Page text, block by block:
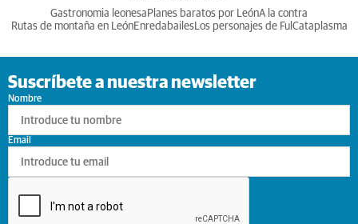
Gastronomia leonesa Planes baratos por LeónA la contra
Rutas de montaña en LeónEnredabailesLos personajes de Ful Cataplasma
Suscríbete a nuestra newsletter
Nombre
Email